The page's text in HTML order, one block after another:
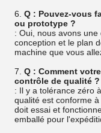
6. Q : Pouvez-vous
ou prototype ?
: Oui, nous avons
conception et le plan
machine que vous
7. Q : Comment
contrôle de qualité ?
: Il y a tolérance zéro
qualité est conforme
doit essai et
emballé pour